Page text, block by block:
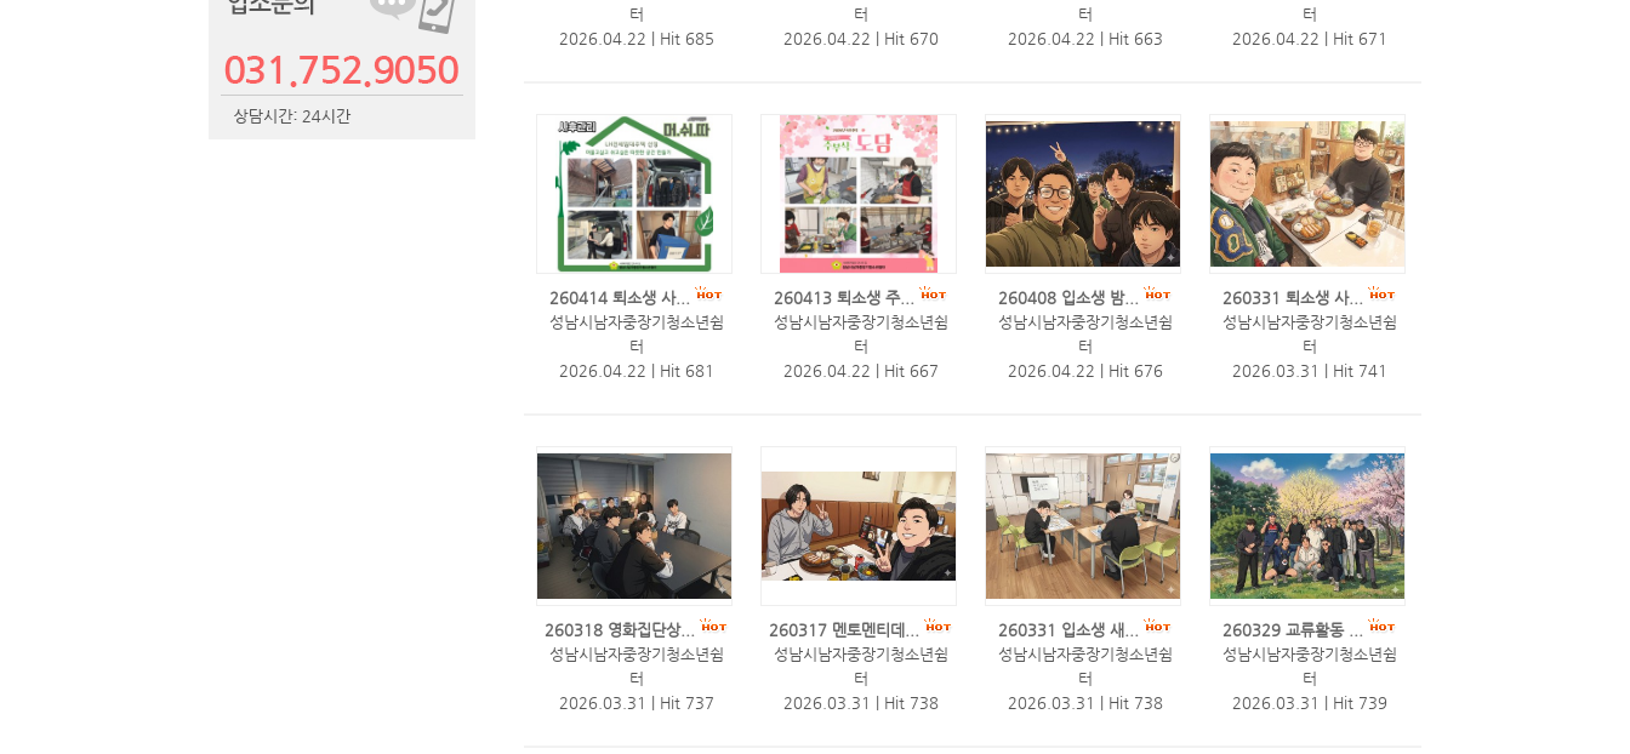
터
2026.04.22
Hit 685
터
2026.04.22
Hit 670
터
2026.04.22
Hit 663
터
2026.04.22
Hit 671
260414 퇴소생 사...
성남시남자중장기청소년쉼
터
2026.04.22
Hit 681
260413 퇴소생 주...
성남시남자중장기청소년쉼
터
2026.04.22
Hit 667
260408 입소생 밤...
성남시남자중장기청소년쉼
터
2026.04.22
Hit 676
260331 퇴소생 사...
성남시남자중장기청소년쉼
터
2026.03.31
Hit 741
260318 영화집단상...
성남시남자중장기청소년쉼
터
2026.03.31
Hit 737
260317 멘토멘티데...
성남시남자중장기청소년쉼
터
2026.03.31
Hit 738
260331 입소생 새...
성남시남자중장기청소년쉼
터
2026.03.31
Hit 738
260329 교류활동 ...
성남시남자중장기청소년쉼
터
2026.03.31
Hit 739